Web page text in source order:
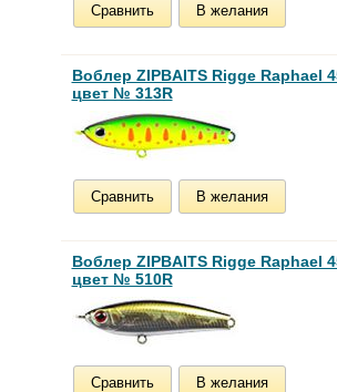
Сравнить В желания
Воблер ZIPBAITS Rigge Raphael
цвет № 313R
Сравнить В желания
Воблер ZIPBAITS Rigge Raphael
цвет № 510R
Сравнить В желания